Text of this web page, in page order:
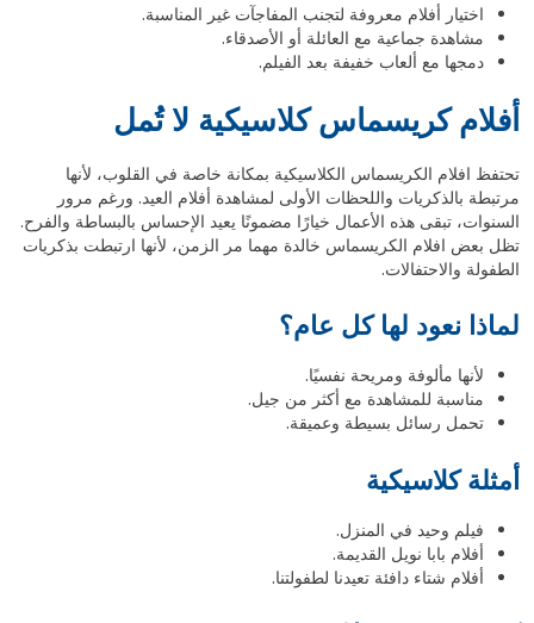
اختيار أفلام معروفة لتجنب المفاجآت غير المناسبة.
مشاهدة جماعية مع العائلة أو الأصدقاء.
دمجها مع ألعاب خفيفة بعد الفيلم.
أفلام كريسماس كلاسيكية لا تُمل
تحتفظ افلام الكريسماس الكلاسيكية بمكانة خاصة في القلوب، لأنها
مرتبطة بالذكريات واللحظات الأولى لمشاهدة أفلام العيد. ورغم مرور
السنوات، تبقى هذه الأعمال خيارًا مضمونًا يعيد الإحساس بالبساطة والفرح.
تظل بعض افلام الكريسماس خالدة مهما مر الزمن، لأنها ارتبطت بذكريات
الطفولة والاحتفالات.
لماذا نعود لها كل عام؟
لأنها مألوفة ومريحة نفسيًا.
مناسبة للمشاهدة مع أكثر من جيل.
تحمل رسائل بسيطة وعميقة.
أمثلة كلاسيكية
فيلم وحيد في المنزل.
أفلام بابا نويل القديمة.
أفلام شتاء دافئة تعيدنا لطفولتنا.